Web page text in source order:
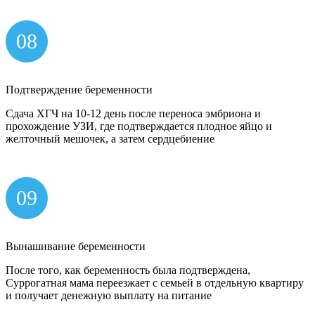
08
Подтверждение беременности
Сдача ХГЧ на 10-12 день после переноса эмбриона и
прохождение УЗИ, где подтверждается плодное яйцо и
желточный мешочек, а затем сердцебиение
09
Вынашивание беременности
После того, как беременность была подтверждена,
Суррогатная мама переезжает с семьей в отдельную квартиру
и получает денежную выплату на питание